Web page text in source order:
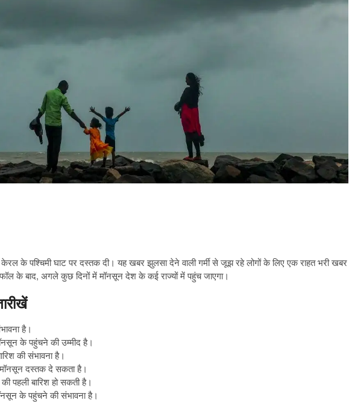
के पश्चिमी घाट पर दस्तक दी। यह खबर झुलसा देने वाली गर्मी से जूझ रहे लोगों के लिए एक राहत भरी खबर
के बाद, अगले कुछ दिनों में मॉनसून देश के कई राज्यों में पहुंच जाएगा।
है।
के पहुंचने की उम्मीद है।
की संभावना है।
दस्तक दे सकता है।
पहली बारिश हो सकती है।
के पहुंचने की संभावना है।